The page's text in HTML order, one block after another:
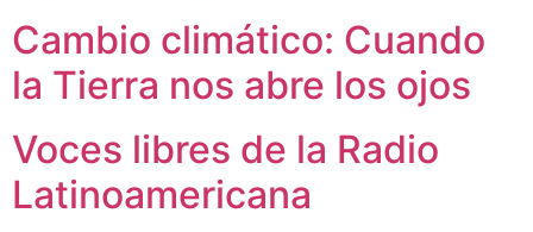
Cambio climático: Cuando
la Tierra nos abre los ojos
Voces libres de la Radio
Latinoamericana